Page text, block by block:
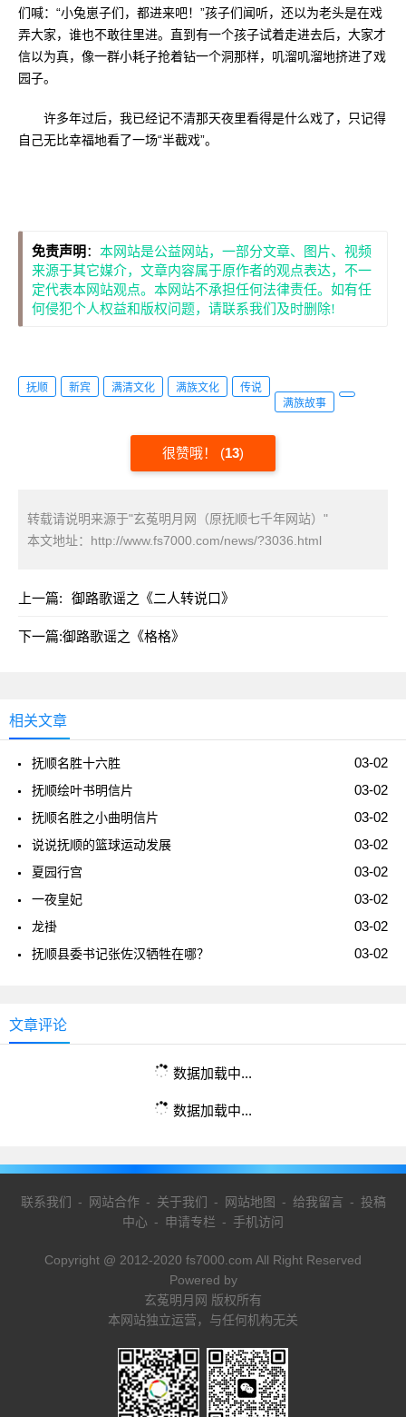
们喊：“小兔崽子们，都进来吧！”孩子们闻听，还以为老头是在戏
弄大家，谁也不敢往里进。直到有一个孩子试着走进去后，大家才
信以为真，像一群小耗子抢着钻一个洞那样，叽溜叽溜地挤进了戏
园子。
许多年过后，我已经记不清那天夜里看得是什么戏了，只记得
自己无比幸福地看了一场“半截戏”。
免责声明 ： 本网站是公益网站，一部分文章、图片、视频
来源于其它媒介，文章内容属于原作者的观点表达，不一
定代表本网站观点。本网站不承担任何法律责任。如有任
何侵犯个人权益和版权问题，请联系我们及时删除!
抚顺 新宾 满清文化 满族文化
传说
满族故事
很赞哦！ (13)
转载请说明来源于"玄菟明月网（原抚顺七千年网站）"
本文地址： http://www.fs7000.com/news/?3036.html
上一篇: 御路歌谣之《二人转说口》
下一篇:御路歌谣之《格格》
相关文章
03-02
抚顺名胜十六胜
03-02
抚顺绘叶书明信片
03-02
抚顺名胜之小曲明信片
03-02
说说抚顺的篮球运动发展
03-02
夏园行宫
03-02
一夜皇妃
03-02
龙褂
03-02
抚顺县委书记张佐汉牺牲在哪？
文章评论
数据加载中...
数据加载中...
联系我们 - 网站合作- 关于我们 - 网站地图 - 给我留言 - 投稿
中心 - 申请专栏 - 手机访问
Copyright @ 2012-2020 fs7000.com All Right Reserved
Powered by
玄菟明月网 版权所有
本网站独立运营，与任何机构无关